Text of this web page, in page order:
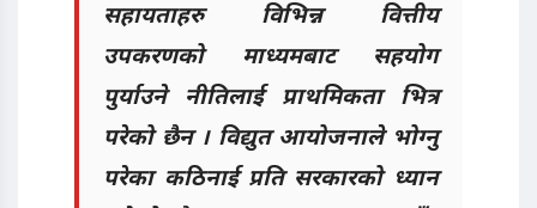
सहायताहरु विभिन्न वित्तीय
उपकरणको माध्यमबाट सहयोग
पुर्याउने नीतिलाई प्राथमिकता भित्र
परेको छैन । विद्युत आयोजनाले भोग्नु
परेका कठिनाई प्रति सरकारको ध्यान